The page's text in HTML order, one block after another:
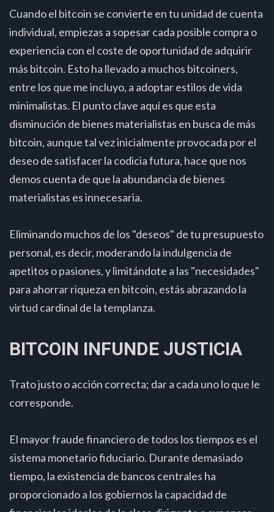
Cuando el bitcoin se convierte en tu unidad de cuenta
individual, empiezas a sopesar cada posible compra o
experiencia con el coste de oportunidad de adquirir
más bitcoin. Esto ha llevado a muchos bitcoiners,
entre los que me incluyo, a adoptar estilos de vida
minimalistas. El punto clave aquí es que esta
disminución de bienes materialistas en busca de más
bitcoin, aunque tal vez inicialmente provocada por el
deseo de satisfacer la codicia futura, hace que nos
demos cuenta de que la abundancia de bienes
materialistas es innecesaria.
Eliminando muchos de los "deseos" de tu presupuesto
personal, es decir, moderando la indulgencia de
apetitos o pasiones, y limitándote a las "necesidades"
para ahorrar riqueza en bitcoin, estás abrazando la
virtud cardinal de la templanza.
BITCOIN INFUNDE JUSTICIA
Trato justo o acción correcta; dar a cada uno lo que le
corresponde.
El mayor fraude financiero de todos los tiempos es el
sistema monetario fiduciario. Durante demasiado
tiempo, la existencia de bancos centrales ha
proporcionado a los gobiernos la capacidad de